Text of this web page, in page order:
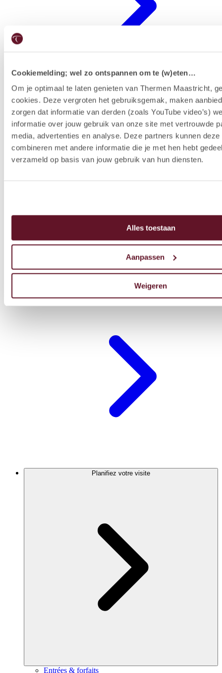
Cookiemelding; wel zo ontspannen om te (w)eten…
Om je optimaal te laten genieten van Thermen Maastricht,
cookies. Deze vergroten het gebruiksgemak, maken
zorgen dat informatie van derden (zoals YouTube video’s)
informatie over jouw gebruik van onze site met vertrouwde
media, advertenties en analyse. Deze partners kunnen deze
combineren met andere informatie die je met hen hebt
verzameld op basis van jouw gebruik van hun diensten.
Alles toestaan
Aanpassen
Weigeren
Forfaits hôtel
Planifiez votre visite
Entrées & forfaits